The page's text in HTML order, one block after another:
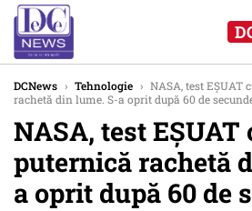
DCNews › Tehnologie › NASA, test EȘUAT
rachetă din lume. S-a oprit după 60 de
NASA, test EȘUAT
puternică rachetă
a oprit după 60 de